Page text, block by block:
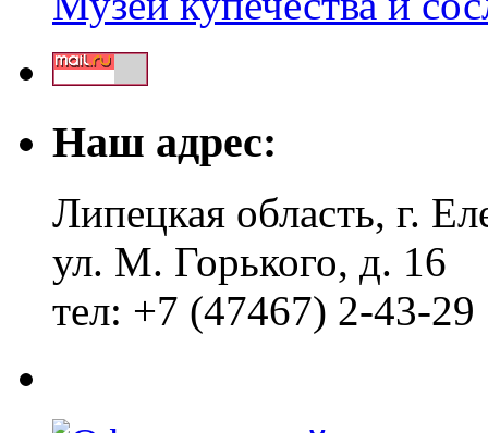
Наш адрес:
Липецкая область, г.
ул. М. Горького, д. 16
тел: +7 (47467) 2-43-29